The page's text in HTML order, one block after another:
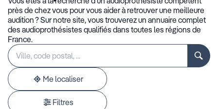
près de chez vous pour vous aider à retrouver une meilleure
audition ? Sur notre site, vous trouverez un annuaire complet
des audioprothésistes qualifiés dans toutes les régions de
France.
Rechercher
établissement
Veuillez
renseigner
une
adresse
Me localiser
Filtres